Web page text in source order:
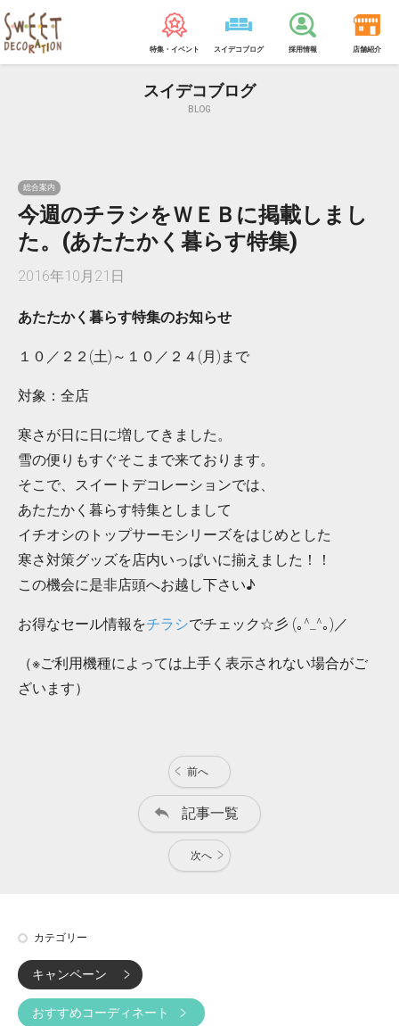
特集・イベント スイデコブログ 採用情報 店舗紹介
スイデコブログ
BLOG
総合案内
今週のチラシをＷＥＢに掲載しまし
た。(あたたかく暮らす特集)
2016年10月21日
あたたかく暮らす特集のお知らせ
１０／２２(土)～１０／２４(月)まで
対象：全店
寒さが日に日に増してきました。
雪の便りもすぐそこまで来ております。
そこで、スイートデコレーションでは、
あたたかく暮らす特集としまして
イチオシのトップサーモシリーズをはじめとした
寒さ対策グッズを店内いっぱいに揃えました！！
この機会に是非店頭へお越し下さい♪
お得なセール情報をチラシでチェック☆彡 (｡^_^｡)／
（※ご利用機種によっては上手く表示されない場合がご
ざいます）
前へ
記事一覧
次へ
カテゴリー
キャンペーン
おすすめコーディネート